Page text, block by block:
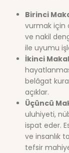
Birinci
vurmak için
ve nakil
ile uyumu
İkinci
belâgat
açıklar.
Üçüncü
uluhiyeti,
ispat eder.
ve insanlık
tefsir